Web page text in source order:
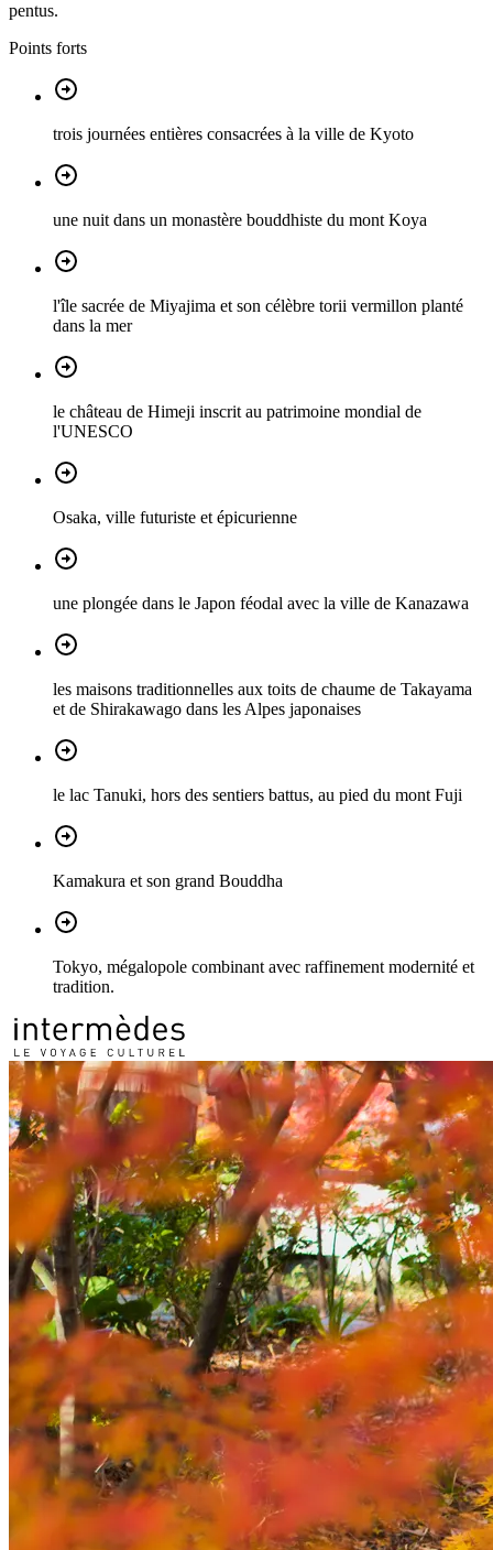
pentus.
Points forts
trois journées entières consacrées à la ville de Kyoto
une nuit dans un monastère bouddhiste du mont Koya
l'île sacrée de Miyajima et son célèbre torii vermillon planté
dans la mer
le château de Himeji inscrit au patrimoine mondial de
l'UNESCO
Osaka, ville futuriste et épicurienne
une plongée dans le Japon féodal avec la ville de Kanazawa
les maisons traditionnelles aux toits de chaume de Takayama
et de Shirakawago dans les Alpes japonaises
le lac Tanuki, hors des sentiers battus, au pied du mont Fuji
Kamakura et son grand Bouddha
Tokyo, mégalopole combinant avec raffinement modernité et
tradition.